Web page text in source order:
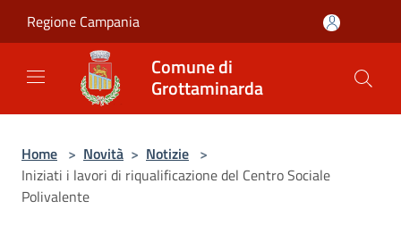
Regione Campania
Comune di
Grottaminarda
Home > Novità > Notizie >
Iniziati i lavori di riqualificazione del Centro Sociale
Polivalente